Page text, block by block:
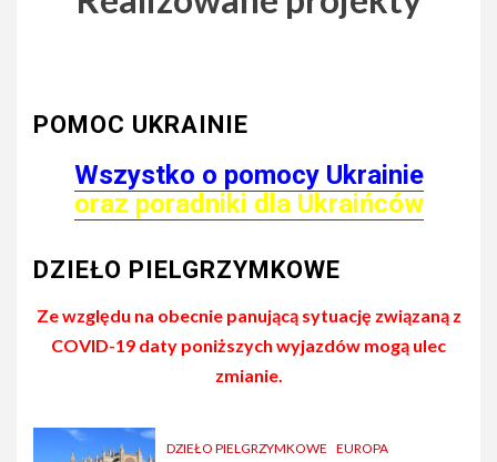
POMOC UKRAINIE
Wszystko o pomocy Ukrainie
oraz poradniki dla Ukraińców
DZIEŁO PIELGRZYMKOWE
Ze względu na obecnie panującą sytuację związaną z
COVID-19 daty poniższych wyjazdów mogą ulec
zmianie.
DZIEŁO PIELGRZYMKOWE EUROPA